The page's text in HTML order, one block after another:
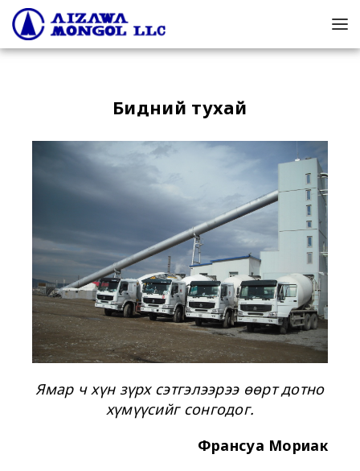
Бидний тухай
Ямар ч хүн зүрх сэтгэлээрээ өөрт дотно
хүмүүсийг сонгодог.
Франсуа Мориак